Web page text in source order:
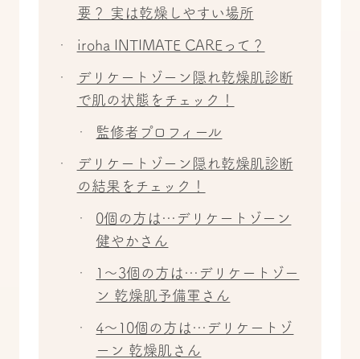
要？ 実は乾燥しやすい場所
iroha INTIMATE CAREって？
デリケートゾーン隠れ乾燥肌診断
で肌の状態をチェック！
監修者プロフィール
デリケートゾーン隠れ乾燥肌診断
の結果をチェック！
0個の方は…デリケートゾーン
健やかさん
1～3個の方は…デリケートゾー
ン 乾燥肌予備軍さん
4～10個の方は…デリケートゾ
ーン 乾燥肌さん